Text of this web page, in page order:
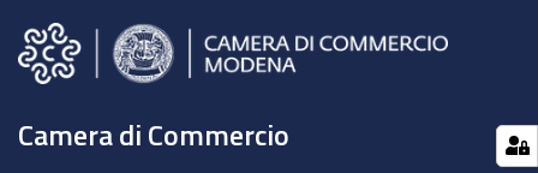
Camera di Commercio